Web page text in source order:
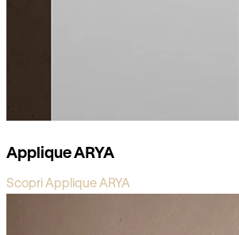
Applique ARYA
Scopri Applique ARYA